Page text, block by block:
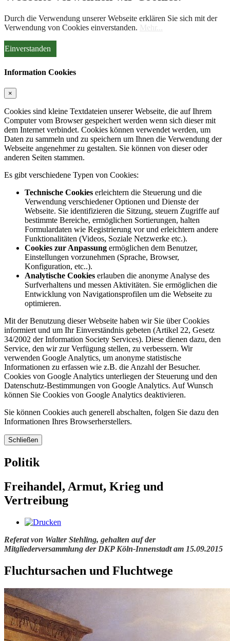
Durch die Verwendung unserer Webseite erklären Sie sich mit der
Verwendung von Cookies einverstanden. Mehr...
Einverstanden
Information Cookies
×
Cookies sind kleine Textdateien unserer Webseite, die auf Ihrem
Computer vom Browser gespeichert werden wenn sich dieser mit
dem Internet verbindet. Cookies können verwendet werden, um
Daten zu sammeln und zu speichern um Ihnen die Verwendung der
Webseite angenehmer zu gestalten. Sie können von dieser oder
anderen Seiten stammen.
Es gibt verschiedene Typen von Cookies:
Technische Cookies erleichtern die Steuerung und die
Verwendung verschiedener Optionen und Dienste der
Webseite. Sie identifizieren die Sitzung, steuern Zugriffe auf
bestimmte Bereiche, ermöglichen Sortierungen, halten
Formulardaten wie Registrierung vor und erleichtern andere
Funktionalitäten (Videos, Soziale Netzwerke etc.).
Cookies zur Anpassung ermöglichen dem Benutzer,
Einstellungen vorzunehmen (Sprache, Browser,
Konfiguration, etc..).
Analytische Cookies erlauben die anonyme Analyse des
Surfverhaltens und messen Aktivitäten. Sie ermöglichen die
Entwicklung von Navigationsprofilen um die Webseite zu
optimieren.
Mit der Benutzung dieser Webseite haben wir Sie über Cookies
informiert und um Ihr Einverständnis gebeten (Artikel 22, Gesetz
34/2002 der Information Society Services). Diese dienen dazu, den
Service, den wir zur Verfügung stellen, zu verbessern. Wir
verwenden Google Analytics, um anonyme statistische
Informationen zu erfassen wie z.B. die Anzahl der Besucher.
Cookies von Google Analytics unterliegen der Steuerung und den
Datenschutz-Bestimmungen von Google Analytics. Auf Wunsch
können Sie Cookies von Google Analytics deaktivieren.
Sie können Cookies auch generell abschalten, folgen Sie dazu den
Informationen Ihres Browserherstellers.
Schließen
Politik
Freihandel, Armut, Krieg und
Vertreibung
Referat von Walter Stehling, gehalten auf der
Mitgliederversammlung der DKP Köln-Innenstadt am 15.09.2015
Fluchtursachen und Fluchtwege